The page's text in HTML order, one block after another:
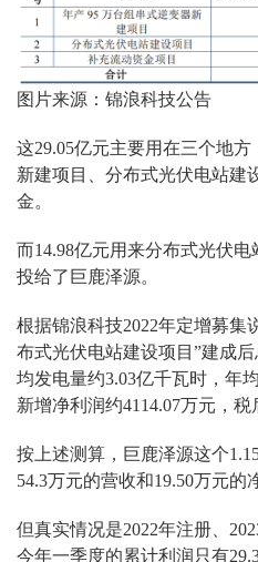
图片来源：锦浪科技公告
这29.05亿元主要用在三个地
新建项目、分布式光伏电站建
金。
而14.98亿元用来分布式光伏
投给了巨鹿泽源。
根据锦浪科技2022年定增募集
布式光伏电站建设项目”建成
均发电量约3.03亿千瓦时，年
新增净利润约4114.07万元，税
按上述测算，巨鹿泽源这个
54.3万元的营收和19.50万元的
但真实情况是2022年注册、
今年一季度的累计利润只有